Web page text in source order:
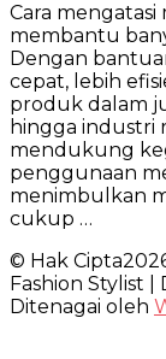
Cara mengatasi
membantu
Dengan
cepat, lebih
produk dalam
hingga
mendukung
penggunaan
menimbulkan
cukup …
© Hak
Fashion Stylist
Ditenagai oleh